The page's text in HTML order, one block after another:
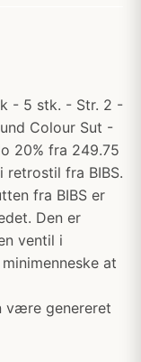
- 5 stk. - Str. 2 -
Colour Sut -
20% fra 249.75
retrostil fra BIBS.
fra BIBS er
Den er
ventil i
at
være genereret